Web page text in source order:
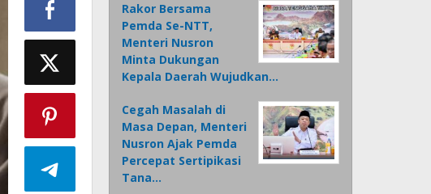
Rakor Bersama
Pemda Se-NTT,
Menteri Nusron
Minta Dukungan
Kepala Daerah Wujudkan…
Cegah Masalah di
Masa Depan, Menteri
Nusron Ajak Pemda
Percepat Sertipikasi
Tana…